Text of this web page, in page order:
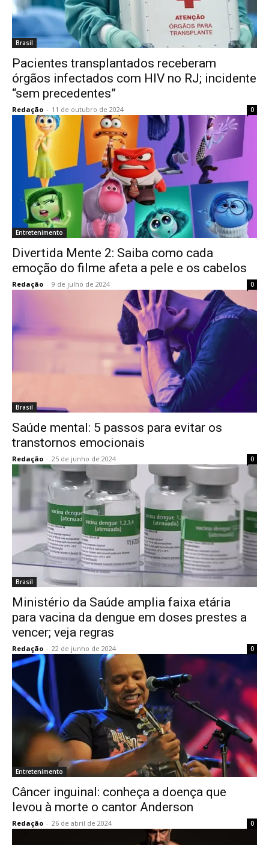
Brasil
Pacientes transplantados receberam
órgãos infectados com HIV no RJ; incidente
“sem precedentes”
Redação - 11 de outubro de 2024 0
Entretenimento
Divertida Mente 2: Saiba como cada
emoção do filme afeta a pele e os cabelos
Redação - 9 de julho de 2024 0
Brasil
Saúde mental: 5 passos para evitar os
transtornos emocionais
Redação - 25 de junho de 2024 0
Brasil
Ministério da Saúde amplia faixa etária
para vacina da dengue em doses prestes a
vencer; veja regras
Redação - 22 de junho de 2024 0
Entretenimento
Câncer inguinal: conheça a doença que
levou à morte o cantor Anderson
Redação - 26 de abril de 2024 0